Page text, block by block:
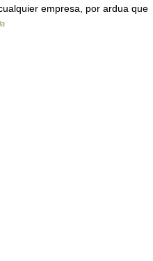
empresa, por ardua que